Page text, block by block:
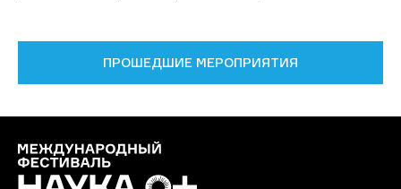
ПРОШЕДШИЕ МЕРОПРИЯТИЯ